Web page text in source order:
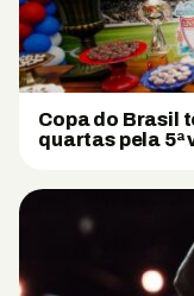
Copa do Brasil
quartas pela 5ª